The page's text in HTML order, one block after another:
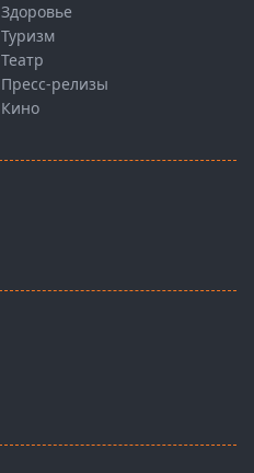
Здоровье
Туризм
Театр
Пресс-релизы
Кино